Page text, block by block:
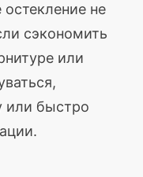
не
сэкономить
или
или быстро